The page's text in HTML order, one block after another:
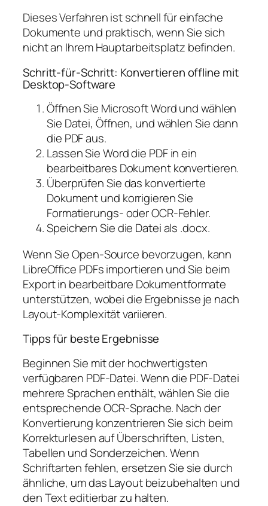
Dieses Verfahren ist schnell für einfache
Dokumente und praktisch, wenn Sie sich
nicht an Ihrem Hauptarbeitsplatz befinden.
Schritt-für-Schritt: Konvertieren offline mit
Desktop-Software
Öffnen Sie Microsoft Word und wählen
Sie Datei, Öffnen, und wählen Sie dann
die PDF aus.
Lassen Sie Word die PDF in ein
bearbeitbares Dokument konvertieren.
Überprüfen Sie das konvertierte
Dokument und korrigieren Sie
Formatierungs- oder OCR-Fehler.
Speichern Sie die Datei als .docx.
Wenn Sie Open-Source bevorzugen, kann
LibreOffice PDFs importieren und Sie beim
Export in bearbeitbare Dokumentformate
unterstützen, wobei die Ergebnisse je nach
Layout-Komplexität variieren.
Tipps für beste Ergebnisse
Beginnen Sie mit der hochwertigsten
verfügbaren PDF-Datei. Wenn die PDF-Datei
mehrere Sprachen enthält, wählen Sie die
entsprechende OCR-Sprache. Nach der
Konvertierung konzentrieren Sie sich beim
Korrekturlesen auf Überschriften, Listen,
Tabellen und Sonderzeichen. Wenn
Schriftarten fehlen, ersetzen Sie sie durch
ähnliche, um das Layout beizubehalten und
den Text editierbar zu halten.